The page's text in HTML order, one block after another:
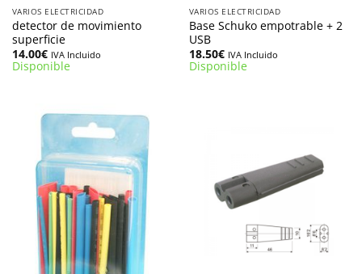
VARIOS ELECTRICIDAD
detector de movimiento
superficie
14.00€ IVA Incluido
Disponible
VARIOS ELECTRICIDAD
Base Schuko empotrable + 2
USB
18.50€ IVA Incluido
Disponible